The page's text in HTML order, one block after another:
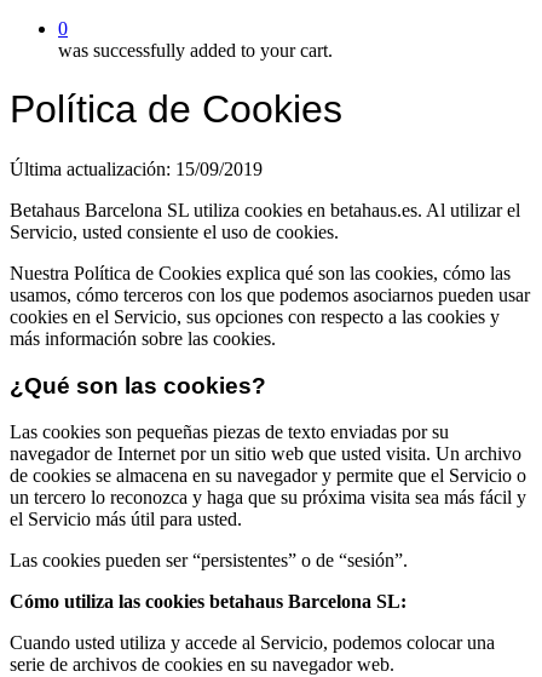
0
was successfully added to your cart.
Política de Cookies
Última actualización: 15/09/2019
Betahaus Barcelona SL utiliza cookies en betahaus.es. Al utilizar el
Servicio, usted consiente el uso de cookies.
Nuestra Política de Cookies explica qué son las cookies, cómo las
usamos, cómo terceros con los que podemos asociarnos pueden usar
cookies en el Servicio, sus opciones con respecto a las cookies y
más información sobre las cookies.
¿Qué son las cookies?
Las cookies son pequeñas piezas de texto enviadas por su
navegador de Internet por un sitio web que usted visita. Un archivo
de cookies se almacena en su navegador y permite que el Servicio o
un tercero lo reconozca y haga que su próxima visita sea más fácil y
el Servicio más útil para usted.
Las cookies pueden ser “persistentes” o de “sesión”.
Cómo utiliza las cookies betahaus Barcelona SL:
Cuando usted utiliza y accede al Servicio, podemos colocar una
serie de archivos de cookies en su navegador web.